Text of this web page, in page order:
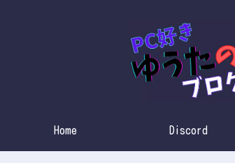
Home Discord